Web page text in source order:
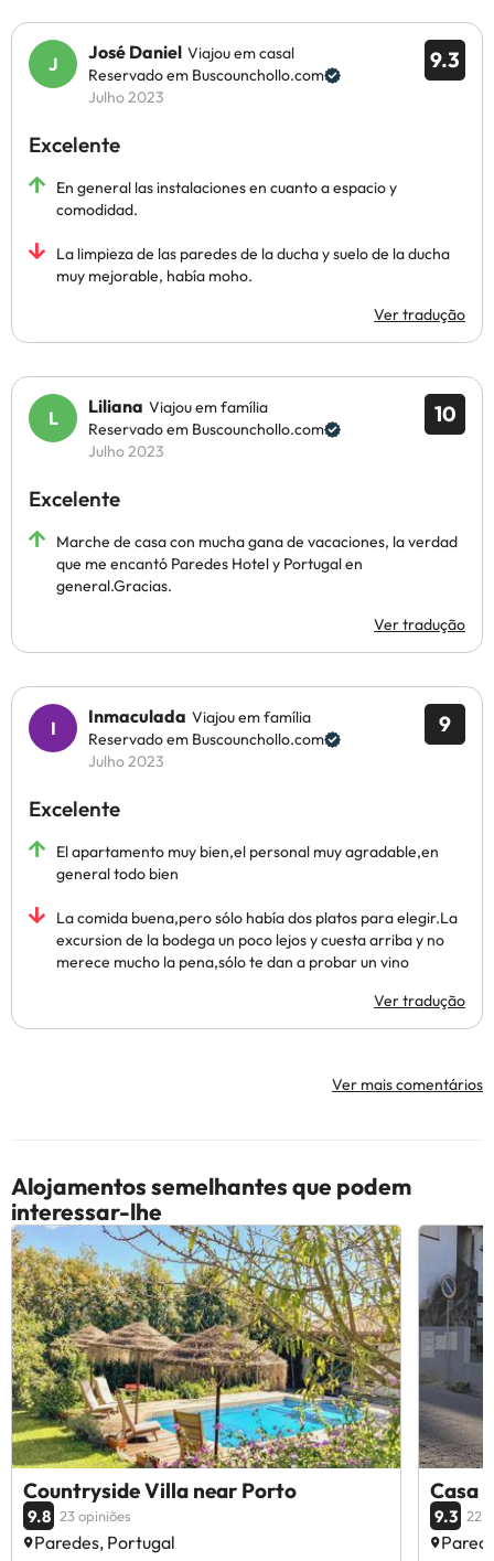
9.3
José Daniel Viajou em casal
Reservado em Buscounchollo.com
Julho 2023
Excelente
En general las instalaciones en cuanto a espacio y
comodidad.
La limpieza de las paredes de la ducha y suelo de la ducha
muy mejorable, había moho.
Ver tradução
10
Liliana Viajou em família
Reservado em Buscounchollo.com
Julho 2023
Excelente
Marche de casa con mucha gana de vacaciones, la verdad
que me encantó Paredes Hotel y Portugal en
general.Gracias.
Ver tradução
9
Inmaculada Viajou em família
Reservado em Buscounchollo.com
Julho 2023
Excelente
El apartamento muy bien,el personal muy agradable,en
general todo bien
La comida buena,pero sólo había dos platos para elegir.La
excursion de la bodega un poco lejos y cuesta arriba y no
merece mucho la pena,sólo te dan a probar un vino
Ver tradução
Ver mais comentários
Alojamentos semelhantes que podem
interessar-lhe
Countryside Villa near Porto
9.8 23 opiniões
Paredes, Portugal
Casa
9.3 22